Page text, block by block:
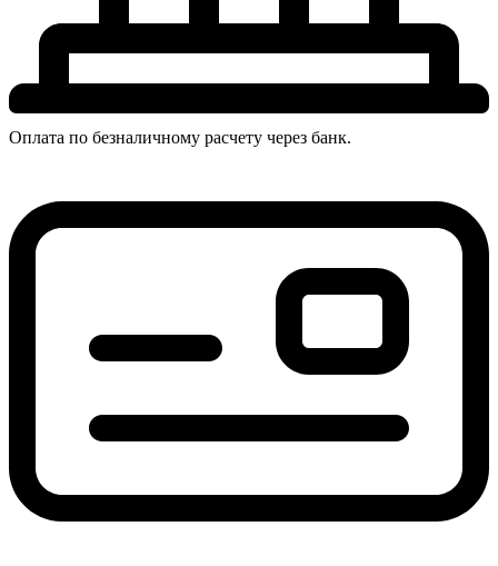
Оплата по безналичному расчету через банк.